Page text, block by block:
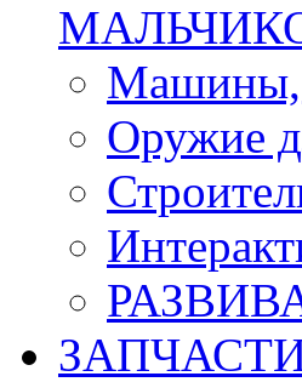
Машины,
Оружие